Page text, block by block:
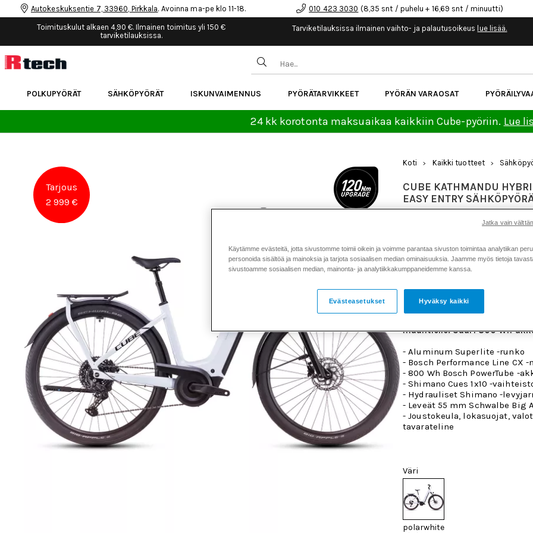
Autokeskuksentie 7, 33960, Pirkkala. Avoinna ma-pe klo 11-18. 010 423 3030 (8,35 snt / puhelu + 16,69 snt / minuutti)
Toimituskulut alkaen 4,90 €. Ilmainen toimitus yli 150 €
tarviketilauksissa.
Tarviketilauksissa ilmainen vaihto- ja palautusoikeus lue lisää.
POLKUPYÖRÄT SÄHKÖPYÖRÄT ISKUNVAIMENNUS PYÖRÄTARVIKKEET PYÖRÄN VARAOSAT
24 kk korotonta maksuaikaa kaikkiin Cube-pyöriin. Lue
Tarjous
2 999 €
Koti > Kaikki tuotteet >
CUBE KATHMANDU
EASY ENTRY
2 999 € 3 599 €
30 päivän alin hinta: 2 999 €
Vankkarunkoinen, mukava
maantielle. Suuri 800 Wh
- Aluminum Superlite -runko
- Bosch Performance Line CX
- 800 Wh Bosch PowerTube -
- Shimano Cues 1x10 -
- Hydrauliset Shimano -
- Leveät 55 mm Schwalbe Big
- Joustokeula, lokasuojat,
tavarateline
Väri
polarwhite
Käytämme evästeitä, jotta sivustomme toimii oikein ja voimme parantaa sivuston toimintaa analytiikan
personoida sisältöä ja mainoksia ja tarjota sosiaalisen median ominaisuuksia. Jaamme myös tietoja
sivustoamme sosiaalisen median, mainonta- ja analytiikkakumppaneidemme kanssa.
Hyväksy kaikki
Evästeasetukset
Jatka vain